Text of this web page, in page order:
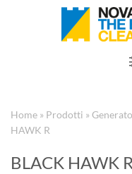
Home » Prodotti »
HAWK R
BLACK HAWK R